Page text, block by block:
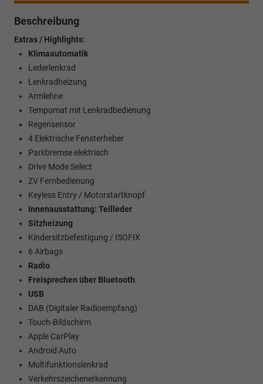
Beschreibung
Extras / Highlights:
Klimaautomatik
Lederlenkrad
Lenkradheizung
Armlehne
Tempomat mit Lenkradbedienung
Regensensor
4 Elektrische Fensterheber
Parkbremse elektrisch
Drive Mode Select
ZV Fernbedienung
Keyless Entry / Motorstartknopf
Innenausstattung: Teilleder
Sitzheizung
Kindersitzbefestigung / ISOFIX
6 Airbags
Radio
Freisprechen über Bluetooth
USB
DAB (Digitaler Radioempfang)
Touch-Bildschirm
Apple CarPlay
Android Auto
Multifunktionslenkrad
Verkehrszeichenerkennung